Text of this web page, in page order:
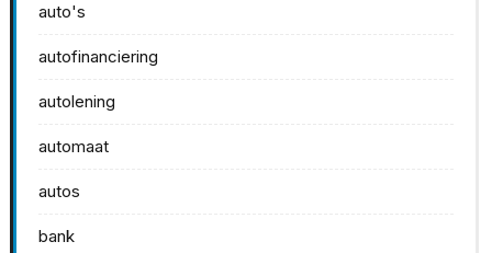
auto's
autofinanciering
autolening
automaat
autos
bank